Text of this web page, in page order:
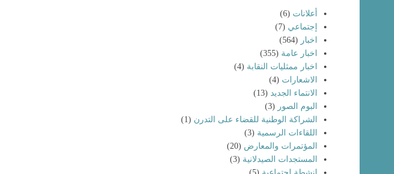
أعلانات (6)
إجتماعي (7)
اخبار (564)
اخبار عامة (355)
اخبار ممثليات النقابة (4)
الاشعارات (4)
الانتماء الجديد (13)
البوم الصور (3)
الشراكة الوطنية للقضاء على التدرن (1)
اللقاءات الرسمية (3)
المؤتمرات والمعارض (20)
المستجدات الصيدلانية (3)